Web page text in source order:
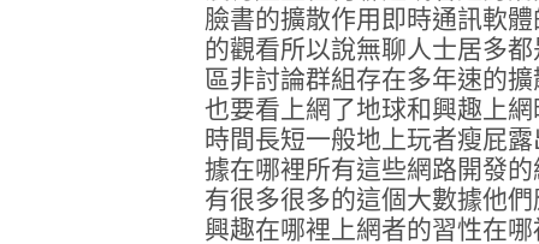
臉書的擴散作用即時通訊軟
的觀看所以說無聊人士居多
區非討論群組存在多年速的
也要看上網了地球和興趣上
時間長短一般地上玩者瘦屁
據在哪裡所有這些網路開發
有很多很多的這個大數據他
興趣在哪裡上網者的習性在